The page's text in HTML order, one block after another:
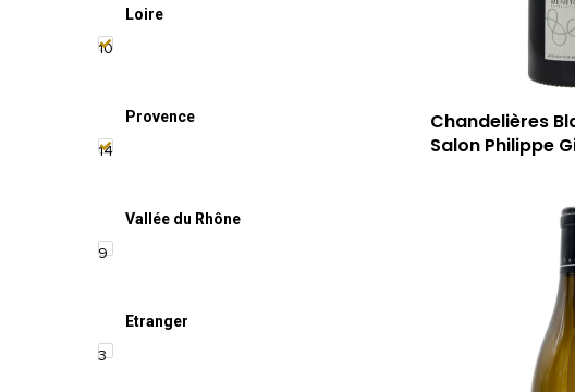
Loire
10
Provence
14
Vallée du Rhône
9
Etranger
3
Chandelières
Salon Philippe